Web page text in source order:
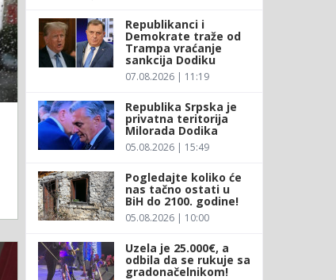
Republikanci i
Demokrate traže od
Trampa vraćanje
sankcija Dodiku
07.08.2026 | 11:19
Republika Srpska je
privatna teritorija
Milorada Dodika
05.08.2026 | 15:49
Pogledajte koliko će
nas tačno ostati u
BiH do 2100. godine!
05.08.2026 | 10:00
Uzela je 25.000€, a
odbila da se rukuje sa
gradonačelnikom!